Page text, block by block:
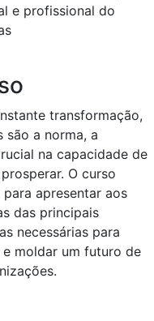
e profissional do
transformação,
são a norma, a
na capacidade de
O curso
apresentar aos
das principais
necessárias para
moldar um futuro de